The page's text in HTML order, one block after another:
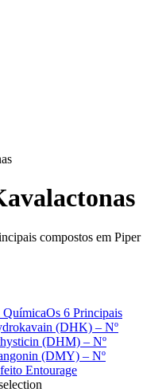
compostos em Piper
QuímicaOs 6 Principais
(DHK) – Nº
(DHM) – Nº
(DMY) – Nº
Entourage